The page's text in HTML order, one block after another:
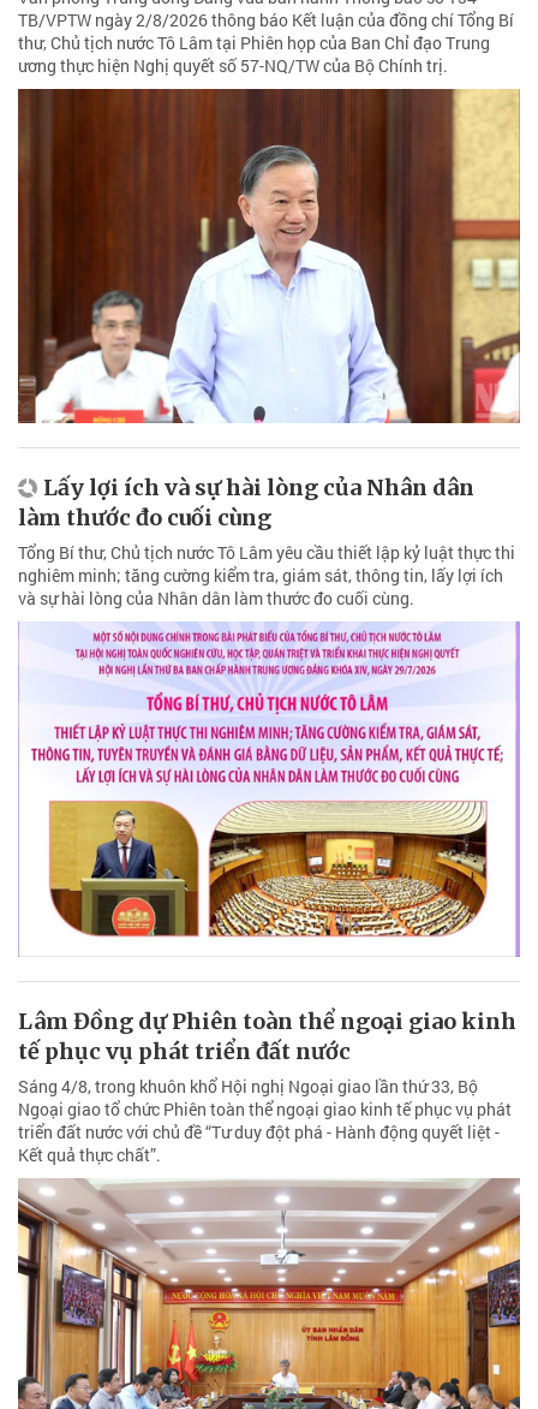
TB/VPTW ngày 2/8/2026 thông báo Kết luận của đồng chí Tổng Bí
thư, Chủ tịch nước Tô Lâm tại Phiên họp của Ban Chỉ đạo Trung
ương thực hiện Nghị quyết số 57-NQ/TW của Bộ Chính trị.
Lấy lợi ích và sự hài lòng của Nhân dân
làm thước đo cuối cùng
Tổng Bí thư, Chủ tịch nước Tô Lâm yêu cầu thiết lập kỷ luật thực thi
nghiêm minh; tăng cường kiểm tra, giám sát, thông tin, lấy lợi ích
và sự hài lòng của Nhân dân làm thước đo cuối cùng.
Lâm Đồng dự Phiên toàn thể ngoại giao kinh
tế phục vụ phát triển đất nước
Sáng 4/8, trong khuôn khổ Hội nghị Ngoại giao lần thứ 33, Bộ
Ngoại giao tổ chức Phiên toàn thể ngoại giao kinh tế phục vụ phát
triển đất nước với chủ đề “Tư duy đột phá - Hành động quyết liệt -
Kết quả thực chất”.